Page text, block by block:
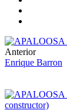
Anterior
Enrique Barron